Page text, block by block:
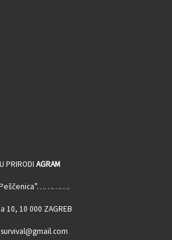
PRIRODI AGRAM
10, 10 000 ZAGREB